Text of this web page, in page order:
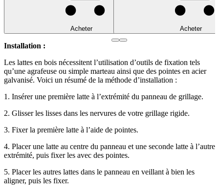
Acheter Acheter
Installation :
Les lattes en bois nécessitent l’utilisation d’outils de fixation tels
qu’une agrafeuse ou simple marteau ainsi que des pointes en acier
galvanisé. Voici un résumé de la méthode d’installation :
1. Insérer une première latte à l’extrémité du panneau de grillage.
2. Glisser les lisses dans les nervures de votre grillage rigide.
3. Fixer la première latte à l’aide de pointes.
4. Placer une latte au centre du panneau et une seconde latte à l’autre
extrémité, puis fixer les avec des pointes.
5. Placer les autres lattes dans le panneau en veillant à bien les
aligner, puis les fixer.